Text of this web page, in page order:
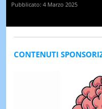
Pubblicato: 4 Marzo 2025